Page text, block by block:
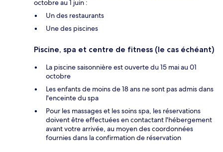
octobre au 1 juin :
Un des restaurants
Une des piscines
Piscine, spa et centre de fitness (le cas échéant)
La piscine saisonnière est ouverte du 15 mai au 01
octobre
Les enfants de moins de 18 ans ne sont pas admis dans
l'enceinte du spa
Pour les massages et les soins spa, les réservations
doivent être effectuées en contactant l'hébergement
avant votre arrivée, au moyen des coordonnées
fournies dans la confirmation de réservation